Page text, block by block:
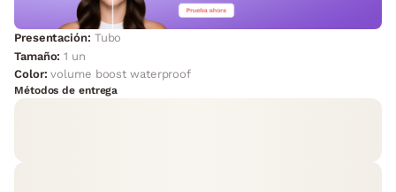
Presentación: Tubo
Tamaño:1 un
Color:volume boost waterproof
Métodos de entrega